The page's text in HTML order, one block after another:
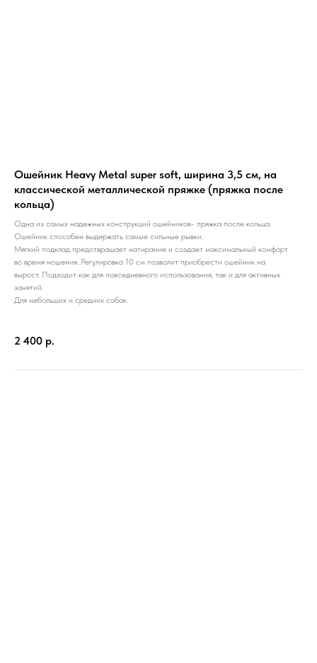
Ошейник Heavy Metal super soft, ширина 3,5 см, на
классической металлической пряжке (пряжка после
кольца)
Одна из самых надежных конструкций ошейников- пряжка после кольца.
Ошейник способен выдержать самые сильные рывки.
Мягкий подклад предотвращает натирание и создает максимальный комфорт
во время ношения. Регулировка 10 см позволит приобрести ошейник на
вырост. Подходит как для повседневного использования, так и для активных
занятий.
Для небольших и средних собак.
2 400 р.